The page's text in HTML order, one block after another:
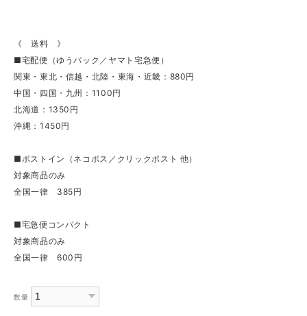
《 送料 》
■宅配便（ゆうパック／ヤマト宅急便）
関東・東北・信越・北陸・東海・近畿：880円
中国・四国・九州：1100円
北海道：1350円
沖縄：1450円
■ポストイン（ネコポス／クリックポスト 他）
対象商品のみ
全国一律 385円
■宅急便コンパクト
対象商品のみ
全国一律 600円
数量